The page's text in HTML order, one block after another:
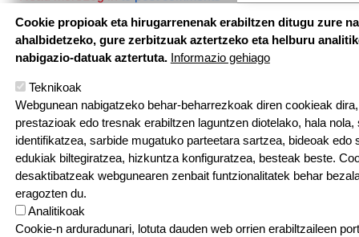
Hemen
T: 05 59 52 49
Cookie propioak eta hirugarrenenak erabiltzen ditugu zure
ahalbidetzeko, gure zerbitzuak aztertzeko eta helburu
nabigazio-datuak aztertuta. Informazio gehiago
Teknikoak
Webgunean nabigatzeko behar-beharrezkoak diren cookieak
prestazioak edo tresnak erabiltzen laguntzen diotelako, hala nola,
identifikatzea, sarbide mugatuko parteetara sartzea, bideoak edo
edukiak biltegiratzea, hizkuntza konfiguratzea, besteak beste.
desaktibatzeak webgunearen zenbait funtzionalitatek behar
eragozten du.
Analitikoak
Cookie-n arduradunari, lotuta dauden web orrien erabiltzaileen